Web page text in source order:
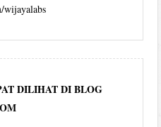
wijayalabs
DILIHAT DI BLOG